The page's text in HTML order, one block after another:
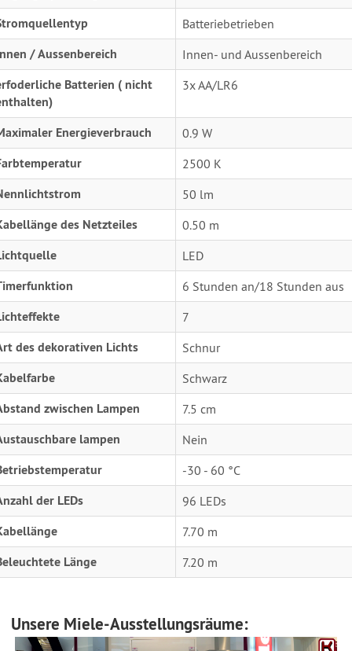
Batteriebetrieben
/ Aussenbereich Innen- und Aussenbereich
Batterien ( nicht
3x AA/LR6
Energieverbrauch 0.9 W
2500 K
50 lm
des Netzteiles 0.50 m
LED
6 Stunden an/18 Stunden aus
7
des dekorativen Lichts Schnur
Schwarz
zwischen Lampen 7.5 cm
lampen Nein
-30 - 60 °C
der LEDs 96 LEDs
7.70 m
Länge 7.20 m
Unsere Miele-Ausstellungsräume: